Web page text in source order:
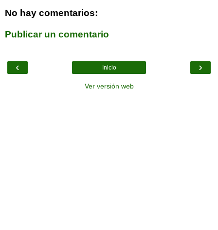
No hay comentarios:
Publicar un comentario
‹ ›
Inicio
Ver versión web